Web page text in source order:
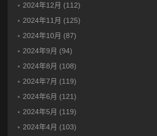
2024年12月 (112)
2024年11月 (125)
2024年10月 (87)
2024年9月 (94)
2024年8月 (108)
2024年7月 (119)
2024年6月 (121)
2024年5月 (119)
2024年4月 (103)